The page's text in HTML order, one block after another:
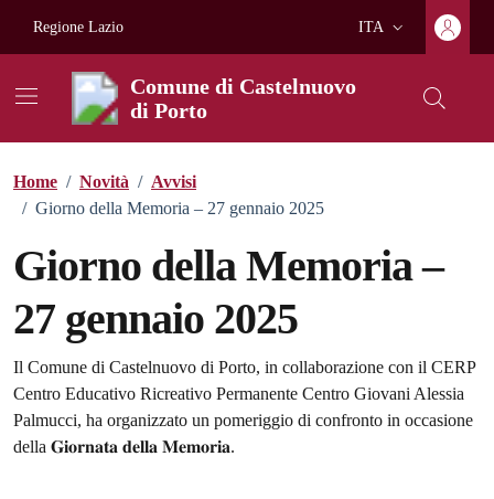
Regione Lazio
Lingua attiva:
ITA
Comune di Castelnuovo
di Porto
Home / Novità / Avvisi
/ Giorno della Memoria – 27 gennaio 2025
Giorno della Memoria –
27 gennaio 2025
Dettagli della notizia
Il Comune di Castelnuovo di Porto, in collaborazione con il CERP
Centro Educativo Ricreativo Permanente Centro Giovani Alessia
Palmucci, ha organizzato un pomeriggio di confronto in occasione
della 𝐆𝐢𝐨𝐫𝐧𝐚𝐭𝐚 𝐝𝐞𝐥𝐥𝐚 𝐌𝐞𝐦𝐨𝐫𝐢𝐚.